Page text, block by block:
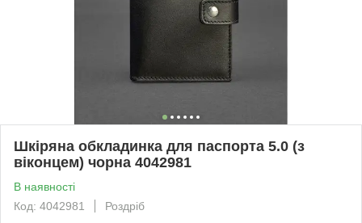
Шкіряна обкладинка для паспорта 5.0 (з
віконцем) чорна 4042981
В наявності
Код: 4042981
Роздріб